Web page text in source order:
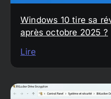
Windows 10 tire sa
après octobre 2025 ?
Lire